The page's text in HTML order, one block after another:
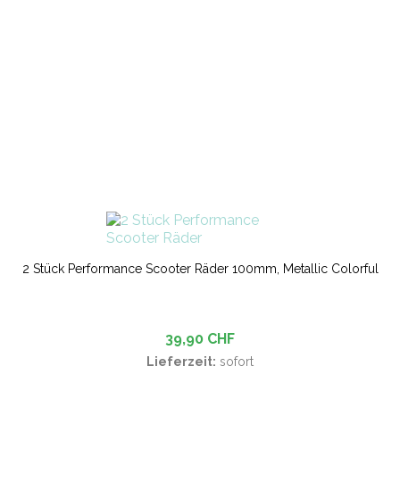
2 Stück Performance Scooter Räder 100mm, Metallic Colorful
39,90 CHF
Lieferzeit: sofort